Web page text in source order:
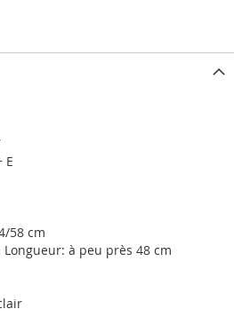
E
58 cm
à peu près 48 cm